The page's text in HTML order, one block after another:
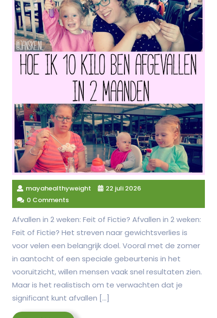
mayahealthyweight
22 juli 2026
0 Comments
Afvallen in 2 weken: Feit of Fictie? Afvallen in 2 weken:
Feit of Fictie? Het streven naar gewichtsverlies is
voor velen een belangrijk doel. Vooral met de zomer
in aantocht of een speciale gebeurtenis in het
vooruitzicht, willen mensen vaak snel resultaten zien.
Maar is het realistisch om te verwachten dat je
significant kunt afvallen […]